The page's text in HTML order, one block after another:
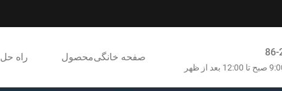
صفحه خانگیمحصول راه حل